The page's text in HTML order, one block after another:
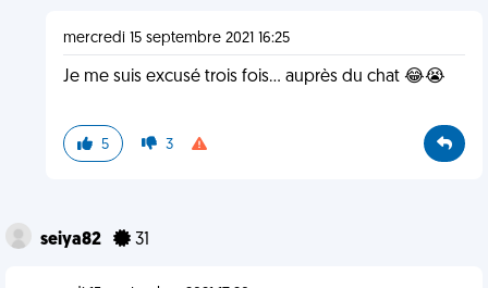
mercredi 15 septembre 2021 16:25
Je me suis excusé trois fois... auprès du chat 😂😭
5 3
seiya82 31